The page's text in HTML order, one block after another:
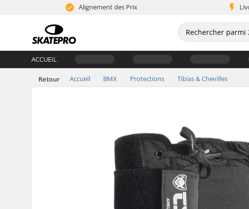
Alignement des Prix
ACCUEIL
Retour Accueil BMX Protections Tibias & Chevilles